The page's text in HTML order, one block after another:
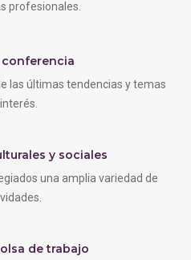
profesionales.
conferencia
las últimas tendencias y temas
y sociales
una amplia variedad de
de trabajo